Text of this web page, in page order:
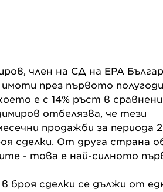
член на СД на ЕРА
през първото
е с 14% ръст в
отбелязва, че тези
продажби за периода
сделки. От друга страна
- това е най-силното
броя сделки се дължи от